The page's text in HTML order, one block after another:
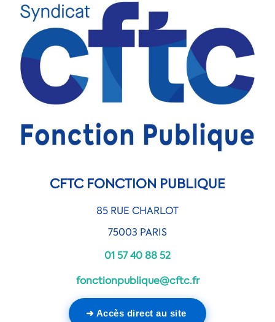
CFTC FONCTION PUBLIQUE
85 RUE CHARLOT
75003 PARIS
01 57 40 88 52
fonctionpublique@cftc.fr
➜ Accès direct au site